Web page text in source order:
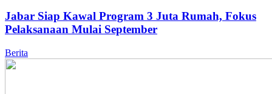
Jabar Siap Kawal Program 3 Juta Rumah, Fokus
Pelaksanaan Mulai September
Berita